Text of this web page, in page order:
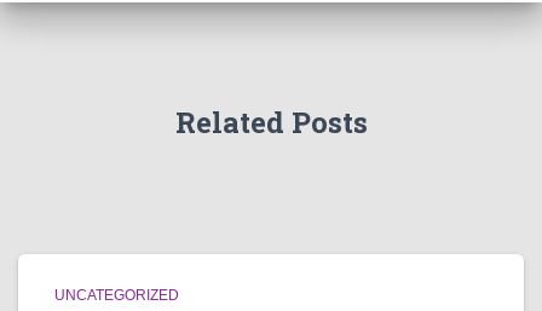
Related Posts
UNCATEGORIZED